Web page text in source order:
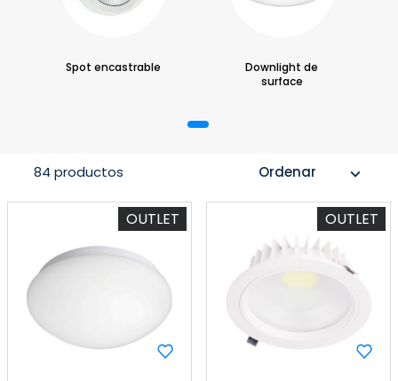
Spot encastrable
Downlight de
surface
1
Ordenar expand_more
84 productos
OUTLET OUTLET